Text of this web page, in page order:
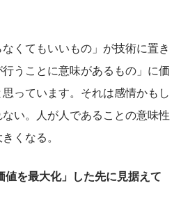
くてもいいもの」が技術に置き
うことに意味があるもの」に価
っています。それは感情かもし
い。人が人であることの意味性
くなる。
を最大化」した先に見据えて